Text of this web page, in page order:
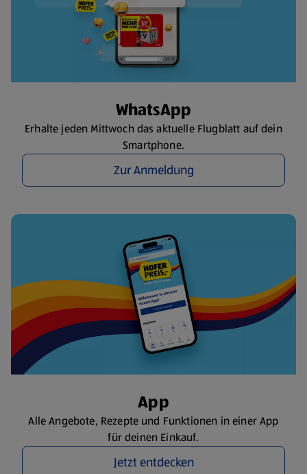
WhatsApp
Erhalte jeden Mittwoch das aktuelle Flugblatt auf dein
Smartphone.
Zur Anmeldung
App
Alle Angebote, Rezepte und Funktionen in einer App
für deinen Einkauf.
Jetzt entdecken